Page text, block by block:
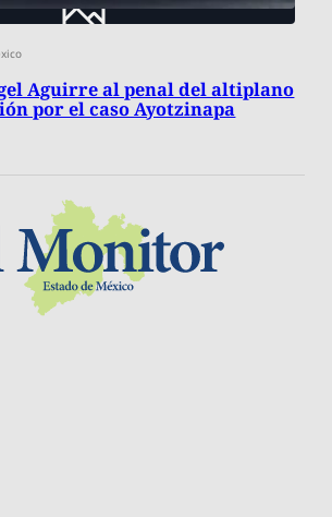
Aguirre al penal del altiplano
por el caso Ayotzinapa